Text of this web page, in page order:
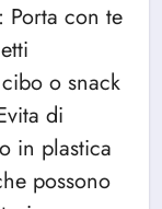
: Porta con te
o snack
di
in plastica
possono